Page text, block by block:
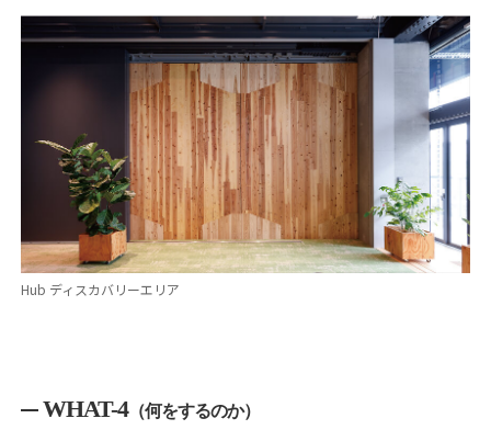
Hub ディスカバリーエリア
WHAT-4（何をするのか）